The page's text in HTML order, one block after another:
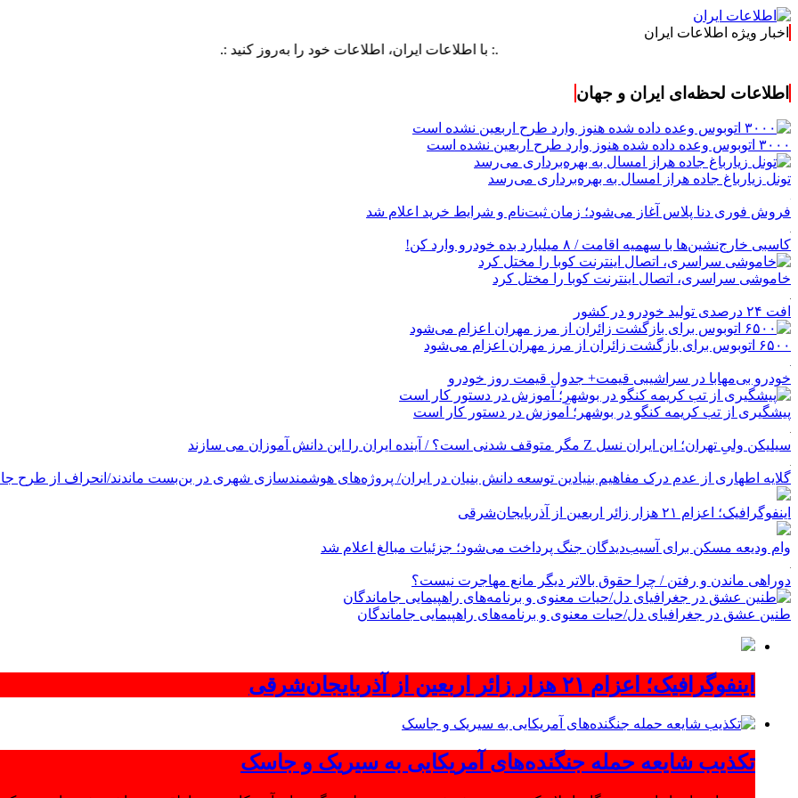
اخبار ویژه اطلاعات ایران
.: با اطلاعات ایران، اطلاعات خود را به‌روز کنید :.
اطلاعات لحظه‌ای ایران و جهان
۳۰۰۰ اتوبوس وعده داده شده هنوز وارد طرح اربعین نشده است
تونل زیارباغ جاده هراز امسال به بهره‌برداری می‌رسد
فروش فوری دنا پلاس آغاز می‌شود؛ زمان ثبت‌نام و شرایط خرید اعلام شد
کاسبی خارج‌نشین‌ها با سهمیه اقامت / ۸ میلیارد بده خودرو وارد کن!
خاموشی سراسری، اتصال اینترنت کوبا را مختل کرد
افت ۲۴ درصدی تولید خودرو در کشور
۶۵۰۰ اتوبوس برای بازگشت زائران از مرز مهران اعزام می‌شود
خودرو بی‌مهابا در سراشیبی قیمت+ جدول قیمت روز خودرو
پیشگیری از تب کریمه کنگو در بوشهر؛ آموزش در دستور کار است
سیلیکن ولیِ تهران؛ این ایران نسل Z مگر متوقف شدنی است؟ / آینده ایران را این دانش آموزان می سازند
گلایه اطهاری از عدم درک مفاهیم بنیادین توسعه دانش بنیان در ایران/ پروژه‌های هوشمندسازی شهری در بن‌بست ماندند/انحراف از طرح جامع ۱۳۸۶ به کشور
اینفوگرافیک؛ اعزام ۲۱ هزار زائر اربعین از آذربایجان‌شرقی
وام ودیعه مسکن برای آسیب‌دیدگان جنگ پرداخت می‌شود؛ جزئیات مبالغ اعلام شد
دوراهی ماندن و رفتن / چرا حقوق بالاتر دیگر مانع مهاجرت نیست؟
طنین عشق در جغرافیای دل/حیات معنوی و برنامه‌های راهپیمایی جاماندگان
اینفوگرافیک؛ اعزام ۲۱ هزار زائر اربعین از آذربایجان‌شرقی
تکذیب شایعه حمله جنگنده‌های آمریکایی به سیریک و جاسک